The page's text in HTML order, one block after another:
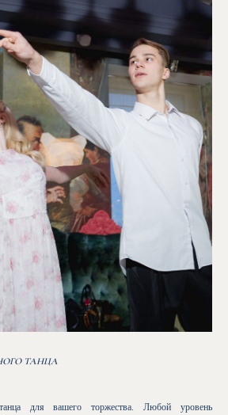
ТАНЦА
для вашего торжества. Любой уровень